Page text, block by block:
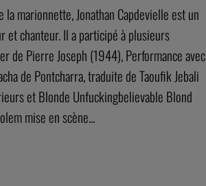
marionnette, Jonathan Capdevielle est un
et chanteur. Il a participé à plusieurs
de Pierre Joseph (1944), Performance avec
de Pontcharra, traduite de Taoufik Jebali
et Blonde Unfuckingbelievable Blond
mise en scène...